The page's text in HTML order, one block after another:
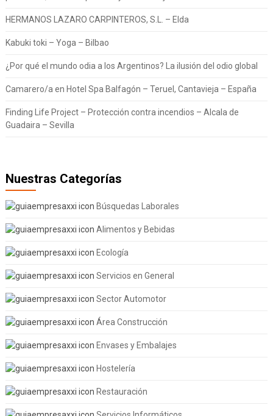
HERMANOS LAZARO CARPINTEROS, S.L. – Elda
Kabuki toki – Yoga – Bilbao
¿Por qué el mundo odia a los Argentinos? La ilusión del odio global
Camarero/a en Hotel Spa Balfagón – Teruel, Cantavieja – España
Finding Life Project – Protección contra incendios – Alcala de
Guadaira – Sevilla
Nuestras Categorías
Búsquedas Laborales
Alimentos y Bebidas
Ecología
Servicios en General
Sector Automotor
Área Construcción
Envases y Embalajes
Hostelería
Restauración